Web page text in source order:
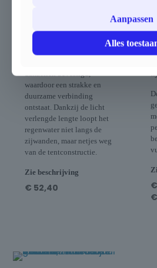
volledige lengte met sterke
velcrosluitingen aan de
waardoor een strakke en
duurzame verbinding
ontstaat. Dankzij de licht
verlengde lengte loopt het
regenwater niet langs de
zijwanden, maar netjes weg
van de tentconstructie.
Zie beschrijving
€ 52,40 €
€
Aanpassen
Alles